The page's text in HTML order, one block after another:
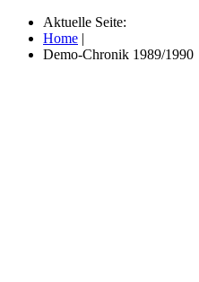
Aktuelle Seite:
Home |
Demo-Chronik 1989/1990